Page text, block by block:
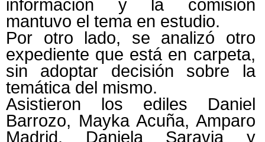
información y la comisión
mantuvo el tema en estudio.
Por otro lado, se analizó otro
expediente que está en carpeta,
sin adoptar decisión sobre la
temática del mismo.
Asistieron los ediles Daniel
Barrozo, Mayka Acuña, Amparo
Madrid, Daniela Saravia y